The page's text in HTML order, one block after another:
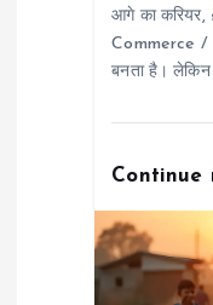
आगे का
Commerce /
बनता है।
Continue